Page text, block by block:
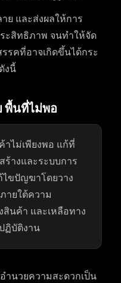
ย และส่งผลให้การ
ะสิทธิภาพ จนทำให้จัด
รคที่อาจเกิดขึ้นได้กระ
งนี้
พื้นที่ไม่พอ
ไม่เพียงพอ แก้ที่
ร้างและระบบการ
ขปัญฆาโดยวาง
ายใต้ความ
นค้า และเหลือทาง
ฏิบัติงาน
ำนวยความสะดวกเป็น